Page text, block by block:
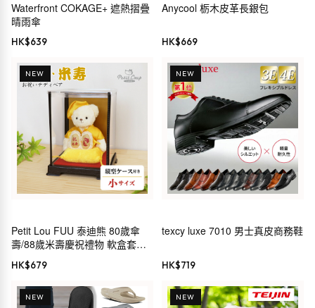
Waterfront COKAGE+ 遮熱摺疊
晴雨傘
HK$639
Anycool 栃木皮革長銀包
HK$669
NEW
Petit Lou FUU 泰迪熊 80歲傘
壽/88歲米壽慶祝禮物 軟盒套裝
（可加日期及名字刺繡）
HK$679
NEW
texcy luxe 7010 男士真皮商務鞋
HK$719
NEW NEW